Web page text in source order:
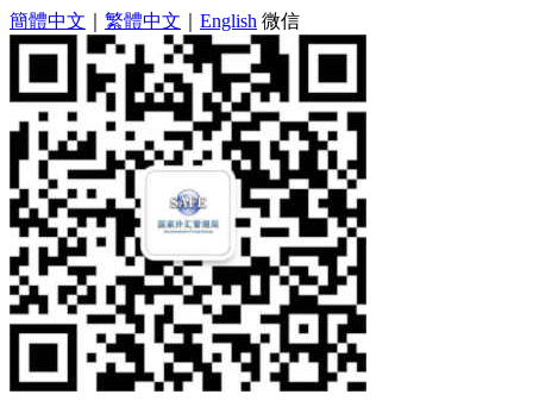
簡體中文 繁體中文 English 微信